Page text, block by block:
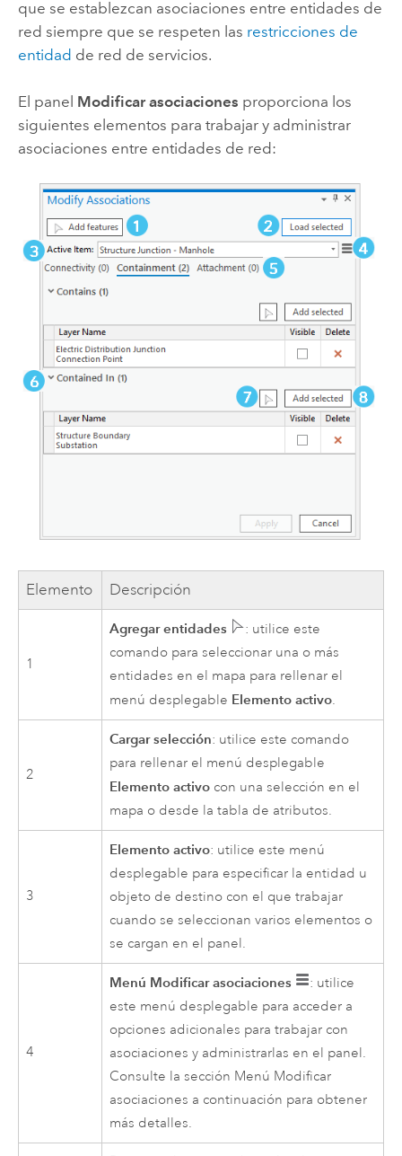
que se establezcan asociaciones entre entidades de
red siempre que se respeten las restricciones de
entidad de red de servicios.
El panel Modificar asociaciones proporciona los
siguientes elementos para trabajar y administrar
asociaciones entre entidades de red:
Elemento Descripción
1
Agregar entidades
: utilice este
comando para seleccionar una o más
entidades en el mapa para rellenar el
menú desplegable Elemento activo.
2
Cargar selección: utilice este comando
para rellenar el menú desplegable
Elemento activo con una selección en el
mapa o desde la tabla de atributos.
3
Elemento activo: utilice este menú
desplegable para especificar la entidad u
objeto de destino con el que trabajar
cuando se seleccionan varios elementos o
se cargan en el panel.
4
Menú Modificar asociaciones
: utilice
este menú desplegable para acceder a
opciones adicionales para trabajar con
asociaciones y administrarlas en el panel.
Consulte la sección Menú Modificar
asociaciones a continuación para obtener
más detalles.